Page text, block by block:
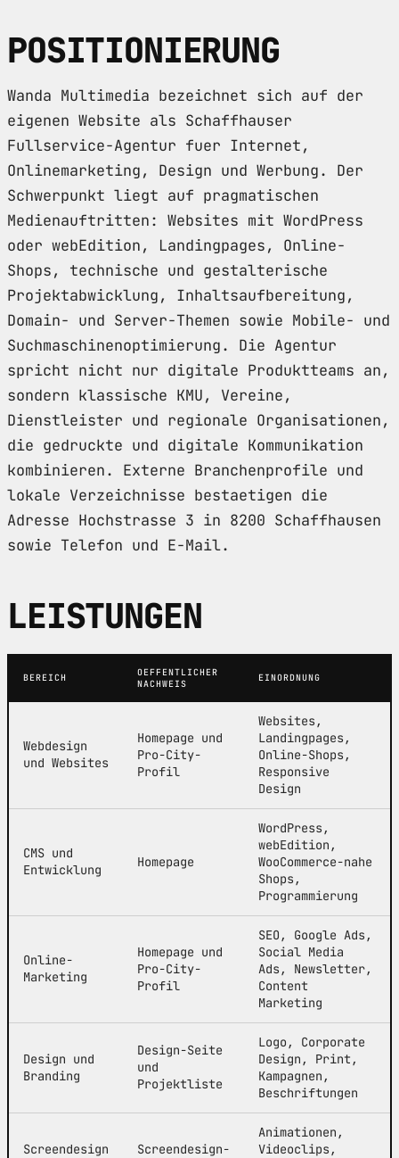
POSITIONIERUNG
Wanda Multimedia bezeichnet sich auf der
eigenen Website als Schaffhauser
Fullservice-Agentur fuer Internet,
Onlinemarketing, Design und Werbung. Der
Schwerpunkt liegt auf pragmatischen
Medienauftritten: Websites mit WordPress
oder webEdition, Landingpages, Online-
Shops, technische und gestalterische
Projektabwicklung, Inhaltsaufbereitung,
Domain- und Server-Themen sowie Mobile- und
Suchmaschinenoptimierung. Die Agentur
spricht nicht nur digitale Produktteams an,
sondern klassische KMU, Vereine,
Dienstleister und regionale Organisationen,
die gedruckte und digitale Kommunikation
kombinieren. Externe Branchenprofile und
lokale Verzeichnisse bestaetigen die
Adresse Hochstrasse 3 in 8200 Schaffhausen
sowie Telefon und E-Mail.
LEISTUNGEN
BEREICH
OEFFENTLICHER
NACHWEIS
EINORDNUNG
Webdesign
und Websites
Homepage und
Pro-City-
Profil
Websites,
Landingpages,
Online-Shops,
Responsive
Design
CMS und
Entwicklung
Homepage
WordPress,
webEdition,
WooCommerce-nahe
Shops,
Programmierung
Online-
Marketing
Homepage und
Pro-City-
Profil
SEO, Google Ads,
Social Media
Ads, Newsletter,
Content
Marketing
Design und
Branding
Design-Seite
und
Projektliste
Logo, Corporate
Design, Print,
Kampagnen,
Beschriftungen
Screendesign
Screendesign-
Animationen,
Videoclips,